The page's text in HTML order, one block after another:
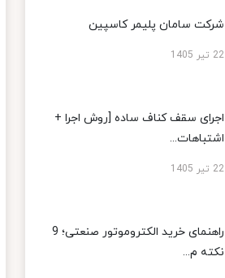
شرکت سامان پلیمر کاسپین
22 تیر 1405
اجرای سقف کناف ساده [روش اجرا +
اشتباهات...
22 تیر 1405
راهنمای خرید الکتروموتور صنعتی؛ 9
نکته م...